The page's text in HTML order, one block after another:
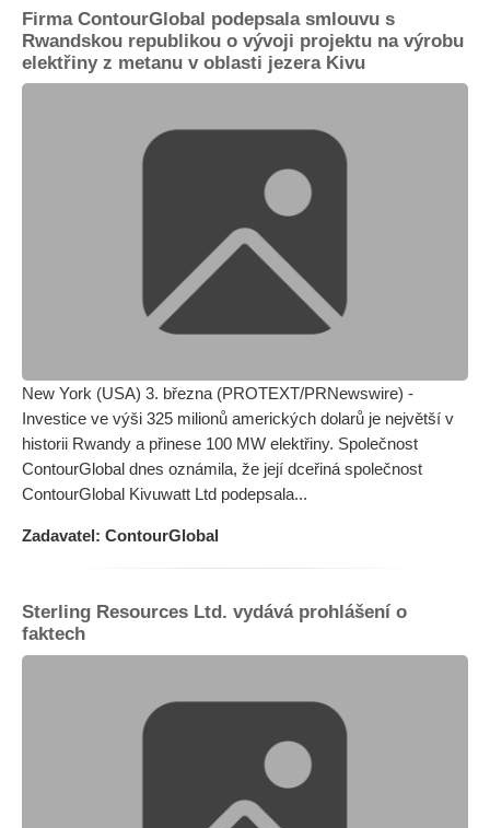
Firma ContourGlobal podepsala smlouvu s
Rwandskou republikou o vývoji projektu na výrobu
elektřiny z metanu v oblasti jezera Kivu
New York (USA) 3. března (PROTEXT/PRNewswire) -
Investice ve výši 325 milionů amerických dolarů je největší v
historii Rwandy a přinese 100 MW elektřiny. Společnost
ContourGlobal dnes oznámila, že její dceřiná společnost
ContourGlobal Kivuwatt Ltd podepsala...
Zadavatel: ContourGlobal
Sterling Resources Ltd. vydává prohlášení o
faktech